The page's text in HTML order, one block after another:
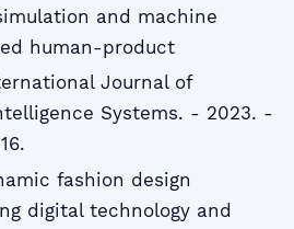
and machine
human-product
Journal of
Systems. - 2023. -
fashion design
digital technology and